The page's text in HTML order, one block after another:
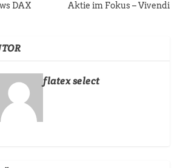
DAX
Aktie im Fokus – Vivendi
flatex select